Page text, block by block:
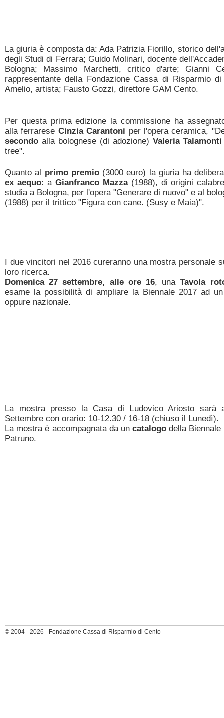
La giuria è composta da: Ada Patrizia Fiorillo, storico
degli Studi di Ferrara; Guido Molinari, docente
Bologna; Massimo Marchetti, critico d'arte; Gianni
rappresentante della Fondazione Cassa di Risparmio
Amelio, artista; Fausto Gozzi, direttore GAM Cento.
Per questa prima edizione la commissione ha
alla ferrarese Cinzia Carantoni per l'opera ceramica,
secondo alla bolognese (di adozione) Valeria Talamonti
tree".
Quanto al primo premio(3000 euro) la giuria ha
ex aequo: a Gianfranco Mazza(1988), di origini
studia a Bologna, per l'opera "Generare di nuovo" e al
(1988) per il trittico "Figura con cane. (Susy e Maia)".
I due vincitori nel 2016 cureranno una mostra personale
loro ricerca.
Domenica 27 settembre, alle ore 16, unaTavola
esame la possibilità di ampliare la Biennale 2017 ad
oppure nazionale.
La mostra presso la Casa di Ludovico Ariosto sarà
Settembre con orario: 10-12.30 / 16-18 (chiuso il Lunedì).
La mostra è accompagnata da uncatalogo della
Patruno.
© 2004 - 2026 - Fondazione Cassa di Risparmio di Cento